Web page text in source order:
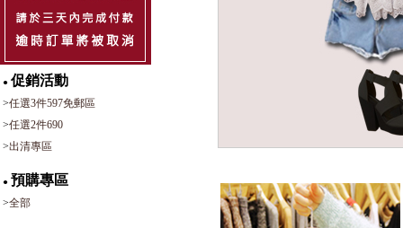
● 促銷活動
>任選3件597免郵區
>任選2件690
>出清專區
● 預購專區
>全部